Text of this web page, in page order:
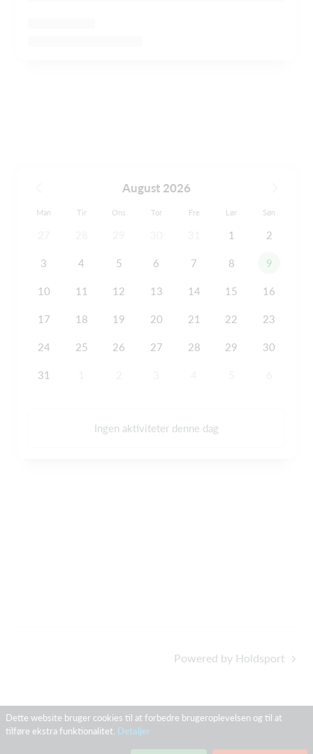
August 2026
Man Tir Ons Tor Fre Lør Søn
1 2
3 4 5 6 7 8 9
10 11 12 13 14 15 16
17 18 19 20 21 22 23
24 25 26 27 28 29 30
31
Ingen aktiviteter denne dag
Powered by Holdsport
Dette website bruger cookies til at forbedre brugeroplevelsen og til at
tilføre ekstra funktionalitet. Detaljer